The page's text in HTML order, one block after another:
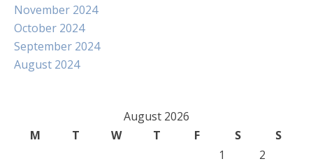
November 2024
October 2024
September 2024
August 2024
August 2026
M
T W T F S
S
1
2